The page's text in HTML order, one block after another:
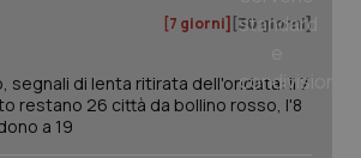
[7 giorni] [30 giorni]
segnali di lenta ritirata dell'ondata: il 7
restano 26 città da bollino rosso, l'8
a 19
ironfish-
www.quotidianosanita.it